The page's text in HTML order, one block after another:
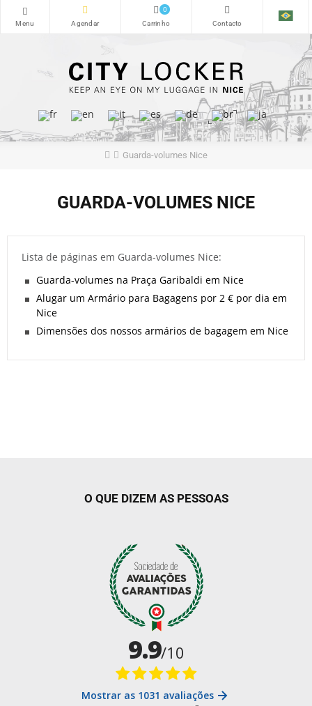
0
Guarda-volumes Nice
GUARDA-VOLUMES NICE
Lista de páginas em Guarda-volumes Nice:
Guarda-volumes na Praça Garibaldi em Nice
Alugar um Armário para Bagagens por 2 € por dia em
Nice
Dimensões dos nossos armários de bagagem em Nice
O QUE DIZEM AS PESSOAS